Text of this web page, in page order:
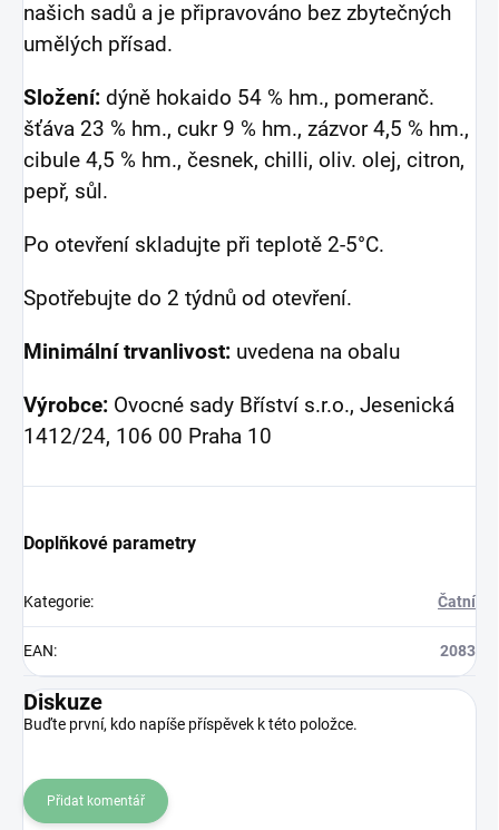
našich sadů a je připravováno bez zbytečných
umělých přísad.
Složení: dýně hokaido 54 % hm., pomeranč.
šťáva 23 % hm., cukr 9 % hm., zázvor 4,5 % hm.,
cibule 4,5 % hm., česnek, chilli, oliv. olej, citron,
pepř, sůl.
Po otevření skladujte při teplotě 2-5°C.
Spotřebujte do 2 týdnů od otevření.
Minimální trvanlivost: uvedena na obalu
Výrobce: Ovocné sady Bříství s.r.o., Jesenická
1412/24, 106 00 Praha 10
Doplňkové parametry
Kategorie: Čatní
EAN: 2083
Diskuze
Buďte první, kdo napíše příspěvek k této položce.
Přidat komentář